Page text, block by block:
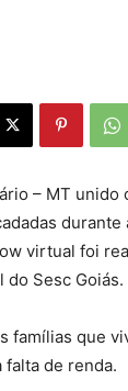
– MT
virtual foi
do Sesc Goiás.
famílias que
falta de renda.